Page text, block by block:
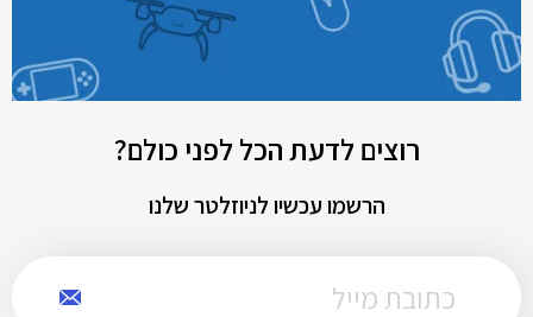
רוצים לדעת הכל לפני כולם?
הרשמו עכשיו לניוזלטר שלנו